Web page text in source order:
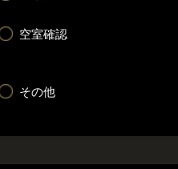
空室確認
その他